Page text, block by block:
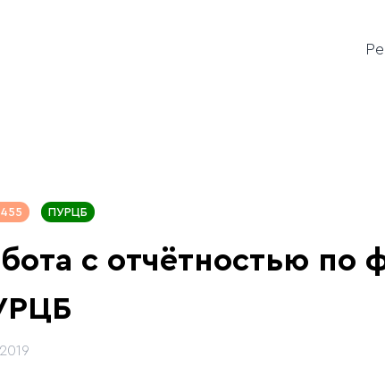
ПУРЦБ
с отчётностью по